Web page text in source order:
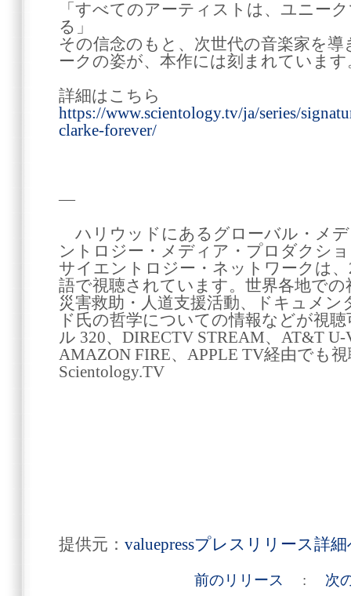
「すべてのアーティストは、ユニー
る」
その信念のもと、次世代の音楽家を
ークの姿が、本作には刻まれています
詳細はこちら
https://www.scientology.tv/ja/series/
clarke-forever/
―
ハリウッドにあるグローバル・メ
ントロジー・メディア・プロダクシ
サイエントロジー・ネットワークは
語で視聴されています。世界各地で
災害救助・人道支援活動、ドキュメ
ド氏の哲学についての情報などが視
ル 320、DIRECTV STREAM、AT&T
AMAZON FIRE、APPLE TV経由でも
Scientology.TV
提供元： valuepressプレスリリース詳
前のリリース : 次